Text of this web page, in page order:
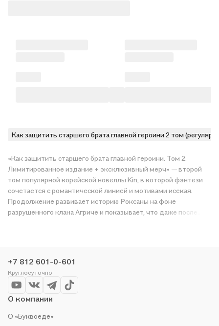
Как защитить старшего брата главной героини 2 том
Показать ещё
«Как защитить старшего брата главной героини. Том 2.
Лимитированное издание + эксклюзивный мерч» — второй
том популярной корейской новеллы Kin, в которой фэнтези
сочетается с романтической линией и мотивами исекая.
Продолжение развивает историю Роксаны на фоне
разрушенного клана Агриче и показывает, что даже после
оказывается в Синем клане, где пытается обрести хотя бы
временную защиту. Её положение остаётся шатким.
Спокойствие нарушает появление Деона, старшего брата,
который пережил смертельный удар, потерял прежний
На этом конфликте строится главное напряжение книги.
+7 812 601-0-601
Круглосуточно
О компании
О «Буквоеде»